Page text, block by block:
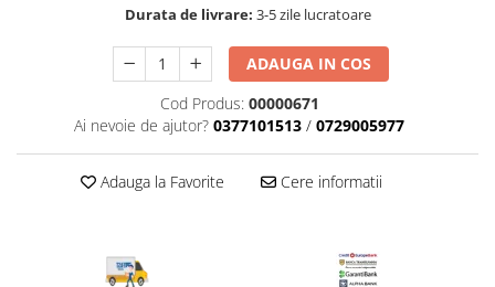
Top saltele MemoHR 6.5 cm
Saltele ieftine
Saltele cu plasa de arcuri
Saltele cu spuma
Mese bucatarie
Scaune pentru bucatarie
Mobila bucatarie
Seturi mese si scaune bucatarie
Mobilier hol
Suporturi si rafturi pantofi
Seturi mobilier hol
Durata de livrare: 3-5 zile lucratoare
ADAUGA IN COS
Cod Produs: 00000671
Ai nevoie de ajutor? 0377101513 / 0729005977
Adauga la Favorite Cere informatii